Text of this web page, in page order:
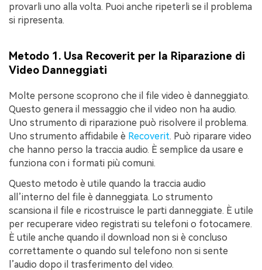
provarli uno alla volta. Puoi anche ripeterli se il problema
si ripresenta.
Metodo 1. Usa Recoverit per la Riparazione di
Video Danneggiati
Molte persone scoprono che il file video è danneggiato.
Questo genera il messaggio che il video non ha audio.
Uno strumento di riparazione può risolvere il problema.
Uno strumento affidabile è Recoverit. Può riparare video
che hanno perso la traccia audio. È semplice da usare e
funziona con i formati più comuni.
Questo metodo è utile quando la traccia audio
all’interno del file è danneggiata. Lo strumento
scansiona il file e ricostruisce le parti danneggiate. È utile
per recuperare video registrati su telefoni o fotocamere.
È utile anche quando il download non si è concluso
correttamente o quando sul telefono non si sente
l’audio dopo il trasferimento del video.